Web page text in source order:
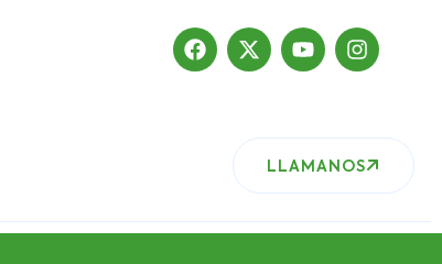
2019 , nuestro sitio ha migrado
LLAMANOS